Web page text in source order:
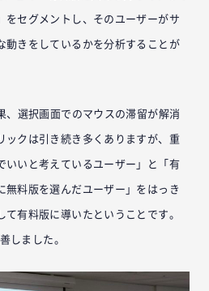
をセグメントし、そのユーザーがサ
動きをしているかを分析することが
、選択画面でのマウスの滞留が解消
ックは引き続き多くありますが、重
いいと考えているユーザー」と「有
無料版を選んだユーザー」をはっき
て有料版に導いたということです。
しました。